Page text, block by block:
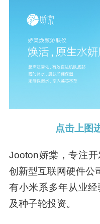
点击上图
Jooton娇棠，专注
创新型互联网硬件公
有小米系多年从业
及种子轮投资。